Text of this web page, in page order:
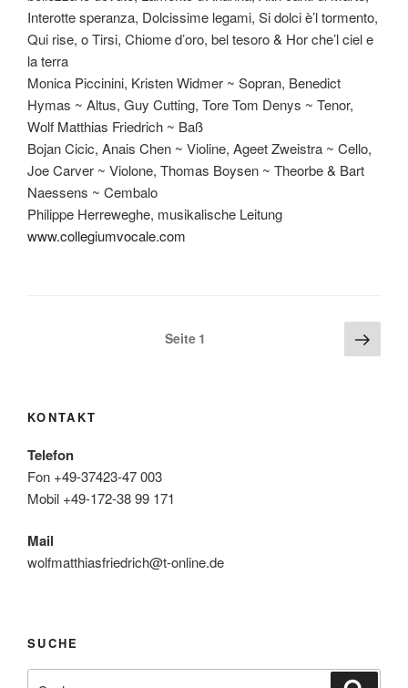
Interotte speranza, Dolcissime legami, Si dolci è’l tormento,
Qui rise, o Tirsi, Chiome d’oro, bel tesoro & Hor che’l ciel e
la terra
Monica Piccinini, Kristen Widmer ~ Sopran, Benedict
Hymas ~ Altus, Guy Cutting, Tore Tom Denys ~ Tenor,
Wolf Matthias Friedrich ~ Baß
Bojan Cicic, Anais Chen ~ Violine, Ageet Zweistra ~ Cello,
Joe Carver ~ Violone, Thomas Boysen ~ Theorbe & Bart
Naessens ~ Cembalo
Philippe Herreweghe, musikalische Leitung
www.collegiumvocale.com
Seitennummerierung
Seite 1
Seite
KONTAKT
Telefon
Fon +49-37423-47 003
Mobil +49-172-38 99 171
Mail
wolfmatthiasfriedrich@t-online.de
SUCHE